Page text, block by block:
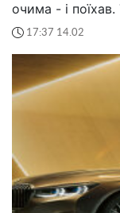
очима - і
17:37 14.02